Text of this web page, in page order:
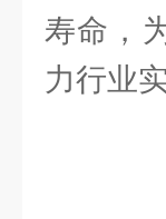
寿命，
力行业